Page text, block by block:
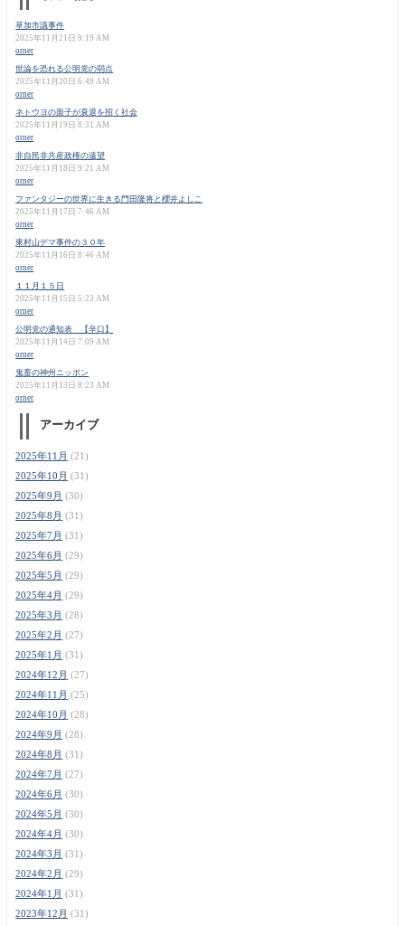
草加市議事件
2025年11月21日 9:19 AM
orner
世論を恐れる公明党の弱点
2025年11月20日 6:49 AM
orner
ネトウヨの面子が衰退を招く社会
2025年11月19日 8:31 AM
orner
非自民非共産政権の遠望
2025年11月18日 9:21 AM
orner
ファンタジーの世界に生きる門田隆将と櫻井よしこ
2025年11月17日 7:46 AM
orner
東村山デマ事件の３０年
2025年11月16日 8:46 AM
orner
１１月１５日
2025年11月15日 5:23 AM
orner
公明党の通知表 【辛口】
2025年11月14日 7:09 AM
orner
鬼畜の神州ニッポン
2025年11月13日 8:23 AM
orner
アーカイブ
2025年11月 (21)
2025年10月 (31)
2025年9月 (30)
2025年8月 (31)
2025年7月 (31)
2025年6月 (29)
2025年5月 (29)
2025年4月 (29)
2025年3月 (28)
2025年2月 (27)
2025年1月 (31)
2024年12月 (27)
2024年11月 (25)
2024年10月 (28)
2024年9月 (28)
2024年8月 (31)
2024年7月 (27)
2024年6月 (30)
2024年5月 (30)
2024年4月 (30)
2024年3月 (31)
2024年2月 (29)
2024年1月 (31)
2023年12月 (31)